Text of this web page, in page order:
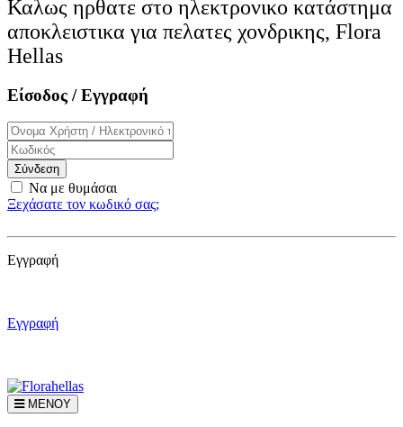
Καλως ηρθατε στο ηλεκτρονικo κατάστημα
αποκλειστικα για πελατες χονδρικης, Flora
Hellas
Είσοδος / Εγγραφή
Σύνδεση
Να με θυμάσαι
Ξεχάσατε τον κωδικό σας;
Εγγραφή
Εγγραφή
ΜΕΝΟΥ